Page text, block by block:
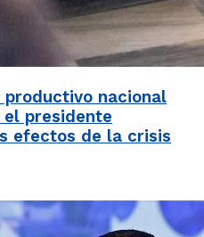
nacional
presidente
efectos de la crisis